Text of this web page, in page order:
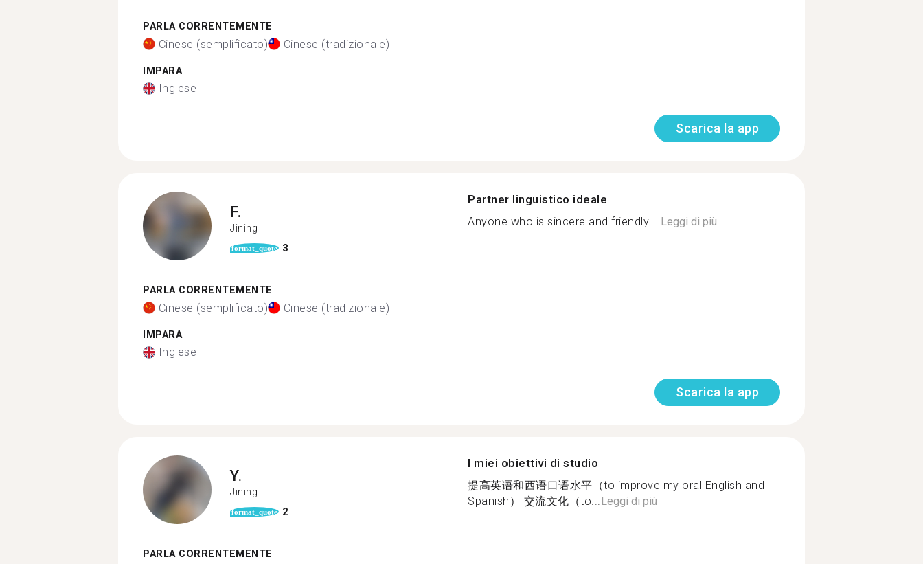
PARLA CORRENTEMENTE
Cinese (semplificato) Cinese (tradizionale)
IMPARA
Inglese
Scarica la app
F.
Jining
format_quote 3
PARLA CORRENTEMENTE
Cinese (semplificato) Cinese (tradizionale)
IMPARA
Inglese
Partner linguistico ideale
Anyone who is sincere and friendly....Leggi di più
Scarica la app
Y.
Jining
format_quote 2
PARLA CORRENTEMENTE
I miei obiettivi di studio
提高英语和西语口语水平（to improve my oral English and
Spanish） 交流文化（to...Leggi di più